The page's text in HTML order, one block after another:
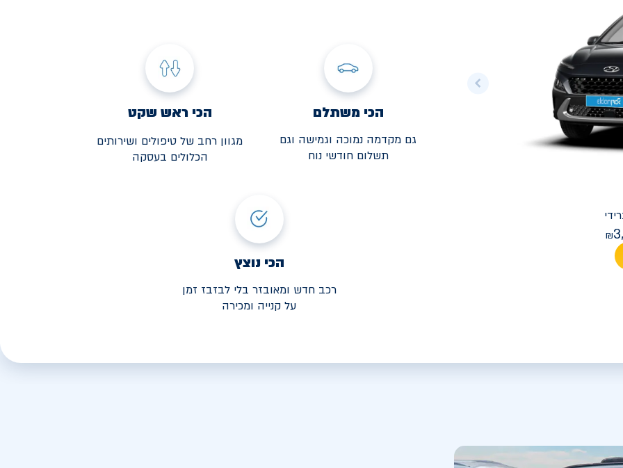
הכי משתלם
גם מקדמה נמוכה וגמישה וגם
תשלום חודשי נוח
הכי ראש שקט
מגוון רחב של טיפולים ושירותים
הכלולים בעסקה
הכי נוצץ
רכב חדש ומאובזר בלי לבזבז זמן
על קנייה ומכירה
מחיר חודשי החל מ- 3,190